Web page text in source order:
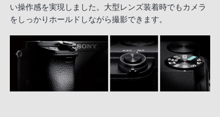
い操作感を実現しました。大型レンズ装着時でもカメラ
をしっかりホールドしながら撮影できます。